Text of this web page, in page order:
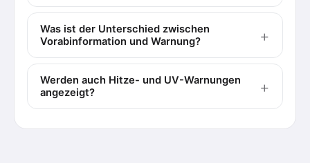
Was ist der Unterschied zwischen
Vorabinformation und Warnung?
Werden auch Hitze- und UV-Warnungen
angezeigt?